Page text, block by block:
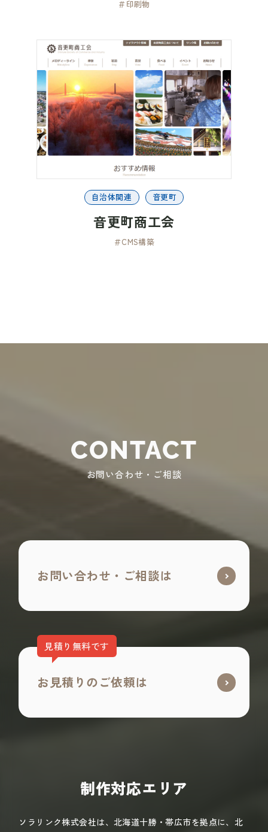
＃印刷物
自治体関連 音更町
音更町商工会
＃CMS構築
CONTACT
お問い合わせ・ご相談
お問い合わせ・ご相談は
見積り無料です
お見積りのご依頼は
制作対応エリア
ソラリンク株式会社は、北海道十勝・帯広市を拠点に、北